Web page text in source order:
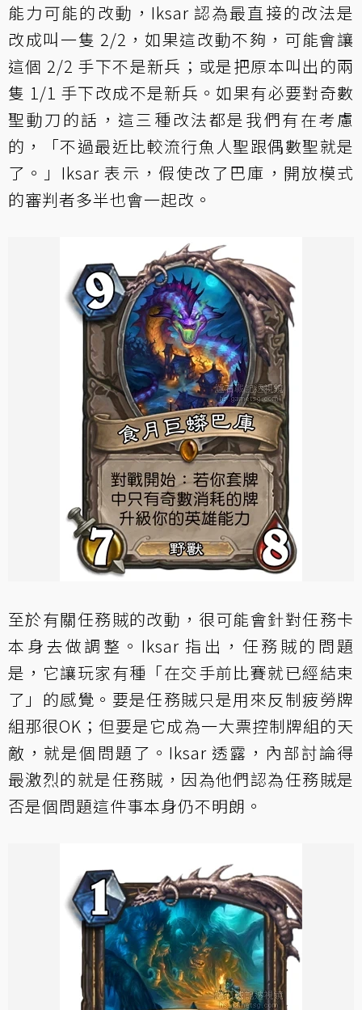
能力可能的改動，Iksar 認為最直接的改法是
改成叫一隻 2/2，如果這改動不夠，可能會讓
這個 2/2 手下不是新兵；或是把原本叫出的兩
隻 1/1 手下改成不是新兵。如果有必要對奇數
聖動刀的話，這三種改法都是我們有在考慮
的，「不過最近比較流行魚人聖跟偶數聖就是
了。」Iksar 表示，假使改了巴庫，開放模式
的審判者多半也會一起改。
至於有關任務賊的改動，很可能會針對任務卡
本身去做調整。Iksar 指出，任務賊的問題
是，它讓玩家有種「在交手前比賽就已經結束
了」的感覺。要是任務賊只是用來反制疲勞牌
組那很OK；但要是它成為一大票控制牌組的天
敵，就是個問題了。Iksar 透露，內部討論得
最激烈的就是任務賊，因為他們認為任務賊是
否是個問題這件事本身仍不明朗。